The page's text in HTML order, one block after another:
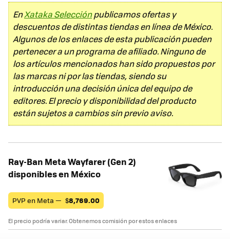
EnXataka Selecciónpublicamos ofertas y
descuentos de distintas tiendas en línea de México.
Algunos de los enlaces de esta publicación pueden
pertenecer a un programa de afiliado. Ninguno de
los artículos mencionados han sido propuestos por
las marcas ni por las tiendas, siendo su
introducción una decisión única del equipo de
editores. El precio y disponibilidad del producto
están sujetos a cambios sin previo aviso.
Ray-Ban Meta Wayfarer (Gen 2)
disponibles en México
PVP en Meta — $8,769.00
El precio podría variar. Obtenemos comisión por estos enlaces